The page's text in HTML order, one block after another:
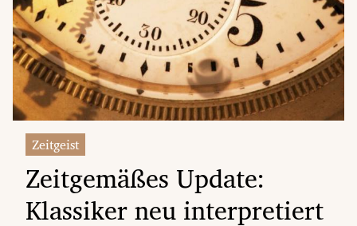
Untermenü
Untermenü
Untermenü
Untermenü
Untermenü
Untermenü
Zeitgeist
Zeitgemäßes Update:
Klassiker neu interpretiert